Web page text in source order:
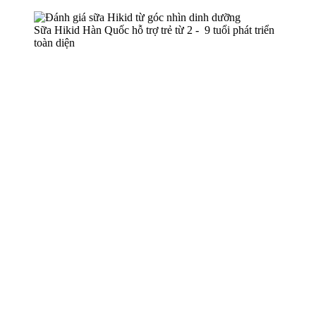
Sữa Hikid Hàn Quốc hỗ trợ trẻ từ 2 - 9 tuổi phát triển
toàn diện